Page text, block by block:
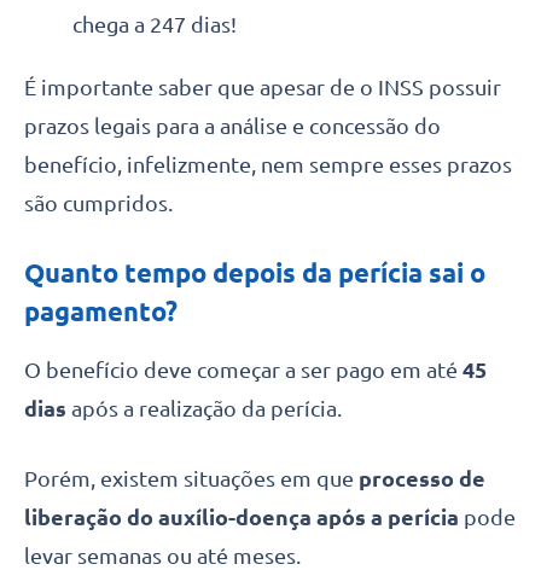
chega a 247 dias!
É importante saber que apesar de o INSS possuir
prazos legais para a análise e concessão do
benefício, infelizmente, nem sempre esses prazos
são cumpridos.
Quanto tempo depois da perícia sai o
pagamento?
O benefício deve começar a ser pago em até 45
dias após a realização da perícia.
Porém, existem situações em que processo de
liberação do auxílio-doença após a perícia pode
levar semanas ou até meses.